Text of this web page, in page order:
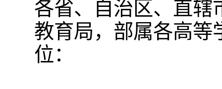
各省、自治区、直辖
教育局，部属各高等
位：